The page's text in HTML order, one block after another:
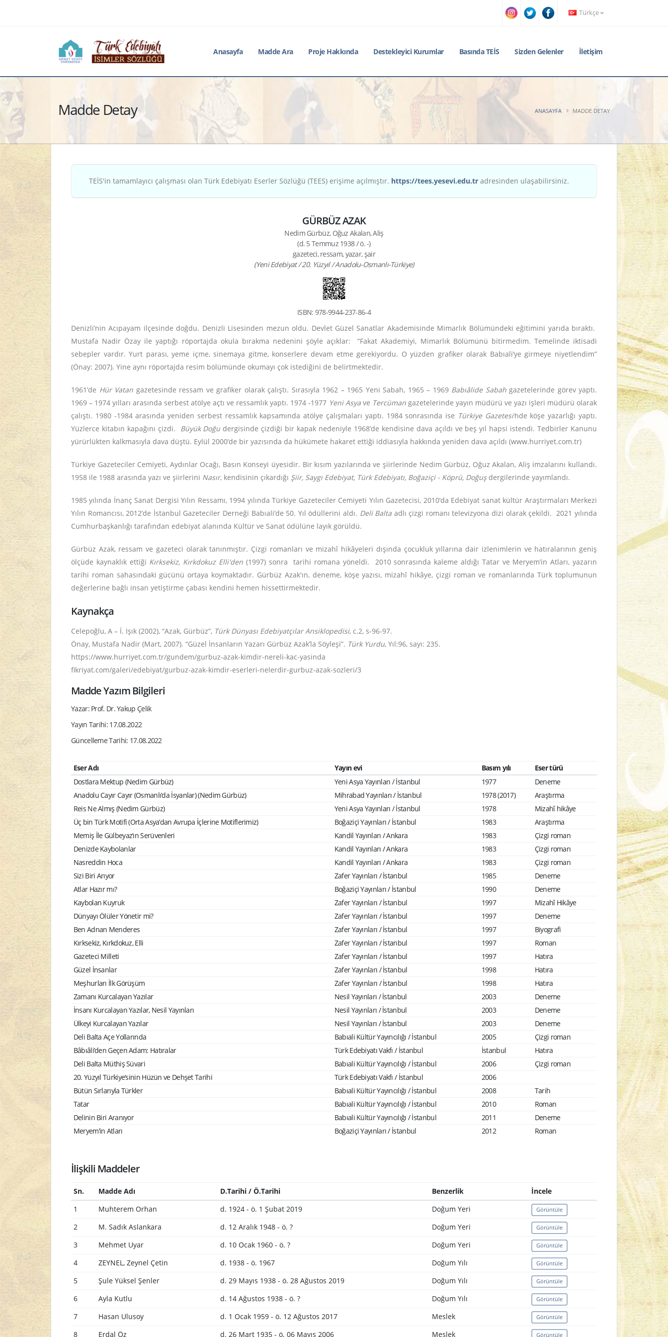
Türkçe
Anasayfa Madde Ara Proje Hakkında Destekleyici Kurumlar Basında TEİS Sizden Gelenler İletişim
Madde Detay ANASAYFA MADDE DETAY
TEİS'in tamamlayıcı çalışması olan Türk Edebiyatı Eserler Sözlüğü (TEES) erişime açılmıştır. https://tees.yesevi.edu.tr adresinden ulaşabilirsiniz.
GÜRBÜZ AZAK
Nedim Gürbüz, Oğuz Akalan, Aliş
(d. 5 Temmuz 1938 / ö. -)
gazeteci, ressam, yazar, şair
(Yeni Edebiyat / 20. Yüzyıl / Anadolu-Osmanlı-Türkiye)
ISBN: 978-9944-237-86-4
Denizli’nin Acıpayam ilçesinde doğdu. Denizli Lisesinden mezun oldu. Devlet Güzel Sanatlar Akademisinde Mimarlık Bölümündeki eğitimini yarıda bıraktı.
Mustafa Nadir Özay ile yaptığı röportajda okula bırakma nedenini şöyle açıklar: “Fakat Akademiyi, Mimarlık Bölümünü bitirmedim. Temelinde iktisadi
sebepler vardır. Yurt parası, yeme içme, sinemaya gitme, konserlere devam etme gerekiyordu. O yüzden grafiker olarak Babıali’ye girmeye niyetlendim”
(Önay: 2007). Yine aynı röportajda resim bölümünde okumayı çok istediğini de belirtmektedir.
1961’de Hür Vatan gazetesinde ressam ve grafiker olarak çalıştı. Sırasıyla 1962 – 1965 Yeni Sabah, 1965 – 1969 Babıâlide Sabahgazetelerinde görev yaptı.
1969 – 1974 yılları arasında serbest atölye açtı ve ressamlık yaptı. 1974 -1977 Yeni Asyave Tercümangazetelerinde yayın müdürü ve yazı işleri müdürü olarak
çalıştı. 1980 -1984 arasında yeniden serbest ressamlık kapsamında atölye çalışmaları yaptı. 1984 sonrasında ise Türkiye Gazetesi’nde köşe yazarlığı yaptı.
Yüzlerce kitabın kapağını çizdi. Büyük Doğu dergisinde çizdiği bir kapak nedeniyle 1968’de kendisine dava açıldı ve beş yıl hapsi istendi. Tedbirler Kanunu
yürürlükten kalkmasıyla dava düştü. Eylül 2000’de bir yazısında da hükümete hakaret ettiği iddiasıyla hakkında yeniden dava açıldı (www.hurriyet.com.tr)
Türkiye Gazeteciler Cemiyeti, Aydınlar Ocağı, Basın Konseyi üyesidir. Bir kısım yazılarında ve şiirlerinde Nedim Gürbüz, Oğuz Akalan, Aliş imzalarını kullandı.
1958 ile 1988 arasında yazı ve şiirlerini Nasır, kendisinin çıkardığı Şiir, Saygı Edebiyat, Türk Edebiyatı, Boğaziçi - Köprü, Doğuşdergilerinde yayımlandı.
1985 yılında İnanç Sanat Dergisi Yılın Ressamı, 1994 yılında Türkiye Gazeteciler Cemiyeti Yılın Gazetecisi, 2010’da Edebiyat sanat kültür Araştırmaları Merkezi
Yılın Romancısı, 2012’de İstanbul Gazeteciler Derneği Babıali’de 50. Yıl ödüllerini aldı. Deli Balta adlı çizgi romanı televizyona dizi olarak çekildi. 2021 yılında
Cumhurbaşkanlığı tarafından edebiyat alanında Kültür ve Sanat ödülüne layık görüldü.
Gürbüz Azak, ressam ve gazeteci olarak tanınmıştır. Çizgi romanları ve mizahî hikâyeleri dışında çocukluk yıllarına dair izlenimlerin ve hatıralarının geniş
ölçüde kaynaklık ettiği Kırksekiz, Kırkdokuz Elli'den (1997) sonra tarihi romana yöneldi. 2010 sonrasında kaleme aldığı Tatar ve Meryem’in Atları, yazarın
tarihi roman sahasındaki gücünü ortaya koymaktadır. Gürbüz Azak'ın, deneme, köşe yazısı, mizahî hikâye, çizgi roman ve romanlarında Türk toplumunun
değerlerine bağlı insan yetiştirme çabası kendini hemen hissettirmektedir.
Kaynakça
Celepoğlu, A – İ. Işık (2002), “Azak, Gürbüz”, Türk Dünyası Edebiyatçılar Ansiklopedisi, c.2, s-96-97.
Önay, Mustafa Nadir (Mart, 2007). “Güzel İnsanların Yazarı Gürbüz Azak’la Söyleşi”. Türk Yurdu, Yıl:96, sayı: 235.
https://www.hurriyet.com.tr/gundem/gurbuz-azak-kimdir-nereli-kac-yasinda
fikriyat.com/galeri/edebiyat/gurbuz-azak-kimdir-eserleri-nelerdir-gurbuz-azak-sozleri/3
Madde Yazım Bilgileri
Yazar: Prof. Dr. Yakup Çelik
Yayın Tarihi: 17.08.2022
Güncelleme Tarihi: 17.08.2022
Eser Adı Yayın evi Basım yılı
Eser türü
Dostlara Mektup (Nedim Gürbüz)
Yeni Asya Yayınları / İstanbul 1977
Deneme
Anadolu Cayır Cayır (Osmanlı’da İsyanlar) (Nedim Gürbüz)
Mihrabad Yayınları / İstanbul 1978 (2017)
Araştırma
Reis Ne Almış (Nedim Gürbüz)
Yeni Asya Yayınları / İstanbul 1978
Mizahî hikâye
Üç bin Türk Motifi (Orta Asya’dan Avrupa İçlerine Motiflerimiz)
Boğaziçi Yayınları / İstanbul 1983
Araştırma
Memiş İle Gülbeyaz’ın Serüvenleri
Kandil Yayınları / Ankara 1983
Çizgi roman
Denizde Kaybolanlar
Kandil Yayınları / Ankara 1983
Çizgi roman
Nasreddin Hoca
Kandil Yayınları / Ankara 1983
Çizgi roman
Sizi Biri Arıyor
Zafer Yayınları / İstanbul 1985
Deneme
Atlar Hazır mı?
Boğaziçi Yayınları / İstanbul 1990
Deneme
Kaybolan Kuyruk
Zafer Yayınları / İstanbul 1997
Mizahî Hikâye
Dünyayı Ölüler Yönetir mi?
Zafer Yayınları / İstanbul 1997
Deneme
Ben Adnan Menderes
Zafer Yayınları / İstanbul 1997
Biyografi
Kırksekiz, Kırkdokuz, Elli
Zafer Yayınları / İstanbul 1997
Roman
Gazeteci Milleti
Zafer Yayınları / İstanbul 1997
Hatıra
Güzel İnsanlar
Zafer Yayınları / İstanbul 1998
Hatıra
Meşhurları İlk Görüşüm
Zafer Yayınları / İstanbul 1998
Hatıra
Zamanı Kurcalayan Yazılar
Nesil Yayınları / İstanbul 2003
Deneme
İnsanı Kurcalayan Yazılar, Nesil Yayınları
Nesil Yayınları / İstanbul 2003
Deneme
Ülkeyi Kurcalayan Yazılar
Nesil Yayınları / İstanbul 2003
Deneme
Deli Balta Açe Yollarında
Babıali Kültür Yayıncılığı / İstanbul 2005
Çizgi roman
Bâbıâli’den Geçen Adam: Hatıralar
Türk Edebiyatı Vakfı / İstanbul İstanbul
Hatıra
Deli Balta Müthiş Süvari
Babıali Kültür Yayıncılığı / İstanbul 2006
Çizgi roman
20. Yüzyıl Türkiye’sinin Hüzün ve Dehşet Tarihi
Türk Edebiyatı Vakfı / İstanbul
2006
Bütün Sırlarıyla Türkler
Babıali Kültür Yayıncılığı / İstanbul 2008
Tarih
Tatar
Babıali Kültür Yayıncılığı / İstanbul 2010
Roman
Delinin Biri Aranıyor
Babıali Kültür Yayıncılığı / İstanbul 2011
Deneme
Meryem’in Atları
Boğaziçi Yayınları / İstanbul 2012 Roman
İlişkili Maddeler
Sn. Madde Adı D.Tarihi / Ö.Tarihi Benzerlik
İncele
1
Muhterem Orhan d. 1924 - ö. 1 Şubat 2019 Doğum Yeri Görüntüle
2 M. Sadık Aslankara d. 12 Aralık 1948 - ö. ? Doğum Yeri Görüntüle
3 Mehmet Uyar d. 10 Ocak 1960 - ö. ? Doğum Yeri Görüntüle
4 ZEYNEL, Zeynel Çetin d. 1938 - ö. 1967 Doğum Yılı Görüntüle
5 Şule Yüksel Şenler d. 29 Mayıs 1938 - ö. 28 Ağustos 2019 Doğum Yılı Görüntüle
6 Ayla Kutlu d. 14 Ağustos 1938 - ö. ? Doğum Yılı Görüntüle
7 Hasan Ulusoy d. 1 Ocak 1959 - ö. 12 Ağustos 2017 Meslek Görüntüle
8 Erdal Öz d. 26 Mart 1935 - ö. 06 Mayıs 2006 Meslek Görüntüle